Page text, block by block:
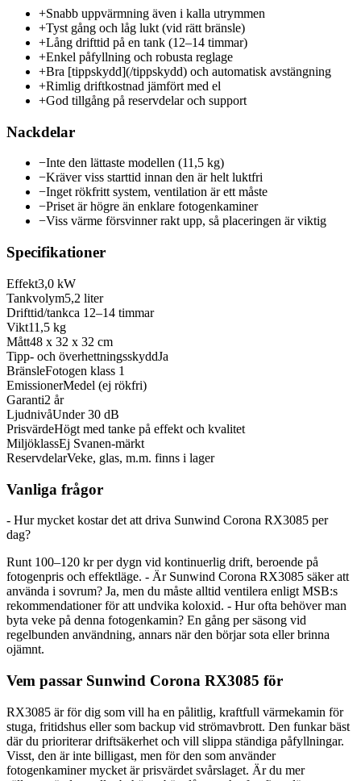
+Snabb uppvärmning även i kalla utrymmen
+Tyst gång och låg lukt (vid rätt bränsle)
+Lång drifttid på en tank (12–14 timmar)
+Enkel påfyllning och robusta reglage
+Bra [tippskydd](/tippskydd) och automatisk avstängning
+Rimlig driftkostnad jämfört med el
+God tillgång på reservdelar och support
Nackdelar
−Inte den lättaste modellen (11,5 kg)
−Kräver viss starttid innan den är helt luktfri
−Inget rökfritt system, ventilation är ett måste
−Priset är högre än enklare fotogenkaminer
−Viss värme försvinner rakt upp, så placeringen är viktig
Specifikationer
Effekt3,0 kW
Tankvolym5,2 liter
Drifttid/tankca 12–14 timmar
Vikt11,5 kg
Mått48 x 32 x 32 cm
Tipp- och överhettningsskyddJa
BränsleFotogen klass 1
EmissionerMedel (ej rökfri)
Garanti2 år
LjudnivåUnder 30 dB
PrisvärdeHögt med tanke på effekt och kvalitet
MiljöklassEj Svanen-märkt
ReservdelarVeke, glas, m.m. finns i lager
Vanliga frågor
- Hur mycket kostar det att driva Sunwind Corona RX3085 per
dag?
Runt 100–120 kr per dygn vid kontinuerlig drift, beroende på
fotogenpris och effektläge. - Är Sunwind Corona RX3085 säker att
använda i sovrum? Ja, men du måste alltid ventilera enligt MSB:s
rekommendationer för att undvika koloxid. - Hur ofta behöver man
byta veke på denna fotogenkamin? En gång per säsong vid
regelbunden användning, annars när den börjar sota eller brinna
ojämnt.
Vem passar Sunwind Corona RX3085 för
RX3085 är för dig som vill ha en pålitlig, kraftfull värmekamin för
stuga, fritidshus eller som backup vid strömavbrott. Den funkar bäst
där du prioriterar driftsäkerhet och vill slippa ständiga påfyllningar.
Visst, den är inte billigast, men för den som använder
fotogenkaminer mycket är prisvärdet svårslaget. Är du mer